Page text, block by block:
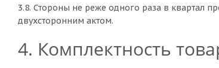
3.8. Стороны не реже одного раза в квартал
двухсторонним актом.
4. Комплектность